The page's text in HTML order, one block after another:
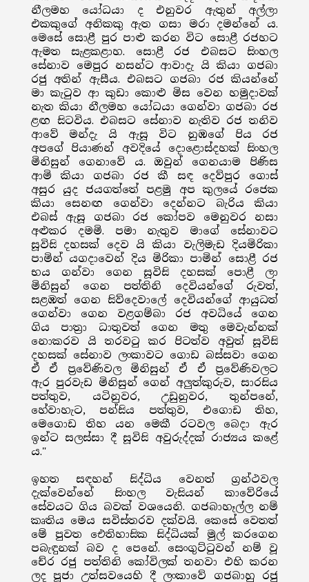
නීලමහ යෝධයා ද එනුවර ඇතුන් අල්ලා
එකකුගේ අනිකකු ඇත ගසා මරා දමන්නේ ය.
මෙසේ සොළී පුර පාළු කරන විට සොළී රජහට
ඇමත සැළකළාහ. සොළී රජ එබසට සිංහල
සේනාව මෙපුර නසන්ට ආවාදැ යි කියා ගජබා
රජු අතින් ඇසීය. එබසට ගජබා රජ කියන්නේ
මා කැටුව ආ කුඩා කොළු මිස වෙන හමුදාවක්
නැත කියා නීලමහ යෝධයා ගෙන්වා ගජබා රජ
ළඟ සිටවිය. එබසට සේනාව නැතිව රජ තනිව
ආවේ මන්දැ යි ඇසූ විට නුඹගේ පිය රජ
අපගේ පියාණන් අවදියේ දොළොස්දහක් සිංහල
මිනිසුන් ගෙනාවේ ය. ඔවුන් ගෙනයාම පිණිස
ආමි කියා ගජබා රජ කී සඳ දෙව්පුර ගොස්
අසුර යුද ජයගත්තේ පළමු අප කුලයේ රජෙක
කියා සෙනඟ ගෙන්වා දෙන්නට බැරිය කියා
එබස් ඇසූ ගජබා රජ කෝපව මෙනුවර නසා
අළුකර දමමි. පමා නැතුව මාගේ සේනාවට
සූවිසි දහසක් දෙව යි කියා වැලිමැඩ දියමිරිකා
පාමින් යගදාවෙන් දිය මිරිකා පාමින් සොළී රජ
භය ගන්වා ගෙන සූවිසි දහසක් පොළී ලා
මිනිසුන් ගෙන පත්තිනි දෙවියන්ගේ රුවත්,
සළඹත් ගෙන සිව්දෙවාලේ දෙවියන්ගේ ආයුධත්
ගෙන්වා ගෙන වළගම්බා රජ අවධියේ ගෙන
ගිය පාත්‍රා ධාතුවත් ගෙන මතු මෙවැන්නක්
නොකරව යි තරවටු කර පිටත්ව අවුත් සූවිසි
දහසක් සේනාව ලංකාවට ගොඩ බස්සවා ගෙන
ඒ ඒ ප්‍රවේණිවල මිනිසුන් ඒ ඒ ප්‍රවේණිවලට
ඇර පුරවැඩ මිනිසුන් ගෙන් අලුත්කුරුව, සාරසිය
පත්තුව, යටිනුවර, උඩුනුවර, තුන්පනේ,
හේවාහැට, පන්සිය පත්තුව, එගොඩ තිහ,
මෙගොඩ තිහ යන මෙකී රටවල බෙදා ඇර
ඉන්ට සලස්සා දී සූවිසි අවුරුද්දක් රාජ්‍යය කළේ
ය."
ඉහත සඳහන් සිද්ධිය වෙනත් ග්‍රන්ථවල
දැක්වෙන්නේ සිංහල වැසියන් කාවේරියේ
සේවයට ගිය බවක් වශයෙනි. ගජබාහෑල්ල නම්
කෘතිය මෙය සවිස්තරව දක්වයි. කෙසේ වෙතත්
මේ පුවත ඓතිහාසික සිද්ධියක් මුල් කරගෙන
පබැඳුනක් බව ද පෙනේ. සෙංගුට්ටුවන් නම් වූ
චේර රජු පත්තිනි කෝවිලක් තනවා එහි කරන
ලද පූජා උත්සවයෙහි දී ලංකාවේ ගජබාහු රජු